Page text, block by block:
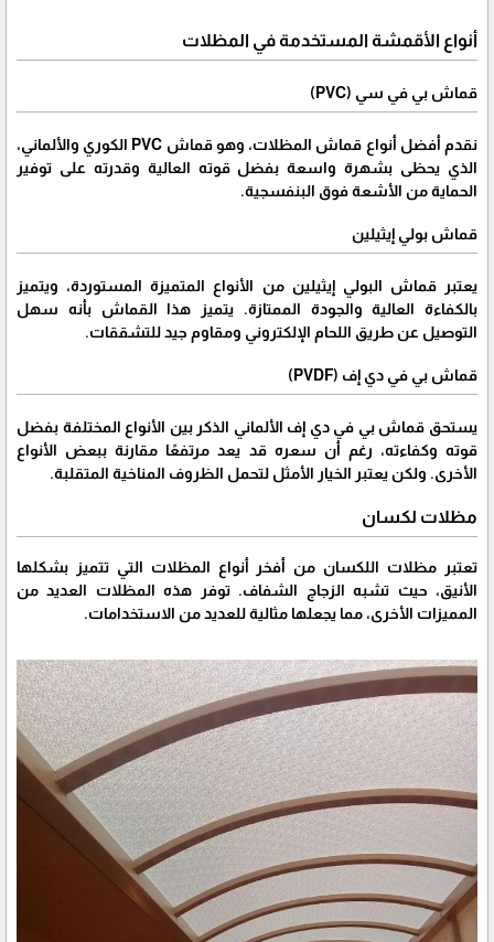
أنواع الأقمشة المستخدمة في المظلات
قماش بي في سي (PVC)
نقدم أفضل أنواع قماش المظلات، وهو قماش PVC الكوري والألماني،
الذي يحظى بشهرة واسعة بفضل قوته العالية وقدرته على توفير
الحماية من الأشعة فوق البنفسجية.
قماش بولي إيثيلين
يعتبر قماش البولي إيثيلين من الأنواع المتميزة المستوردة، ويتميز
بالكفاءة العالية والجودة الممتازة. يتميز هذا القماش بأنه سهل
التوصيل عن طريق اللحام الإلكتروني ومقاوم جيد للتشققات.
قماش بي في دي إف (PVDF)
يستحق قماش بي في دي إف الألماني الذكر بين الأنواع المختلفة بفضل
قوته وكفاءته، رغم أن سعره قد يعد مرتفعًا مقارنة ببعض الأنواع
الأخرى. ولكن يعتبر الخيار الأمثل لتحمل الظروف المناخية المتقلبة.
مظلات لكسان
تعتبر مظلات اللكسان من أفخر أنواع المظلات التي تتميز بشكلها
الأنيق، حيث تشبه الزجاج الشفاف. توفر هذه المظلات العديد من
المميزات الأخرى، مما يجعلها مثالية للعديد من الاستخدامات.